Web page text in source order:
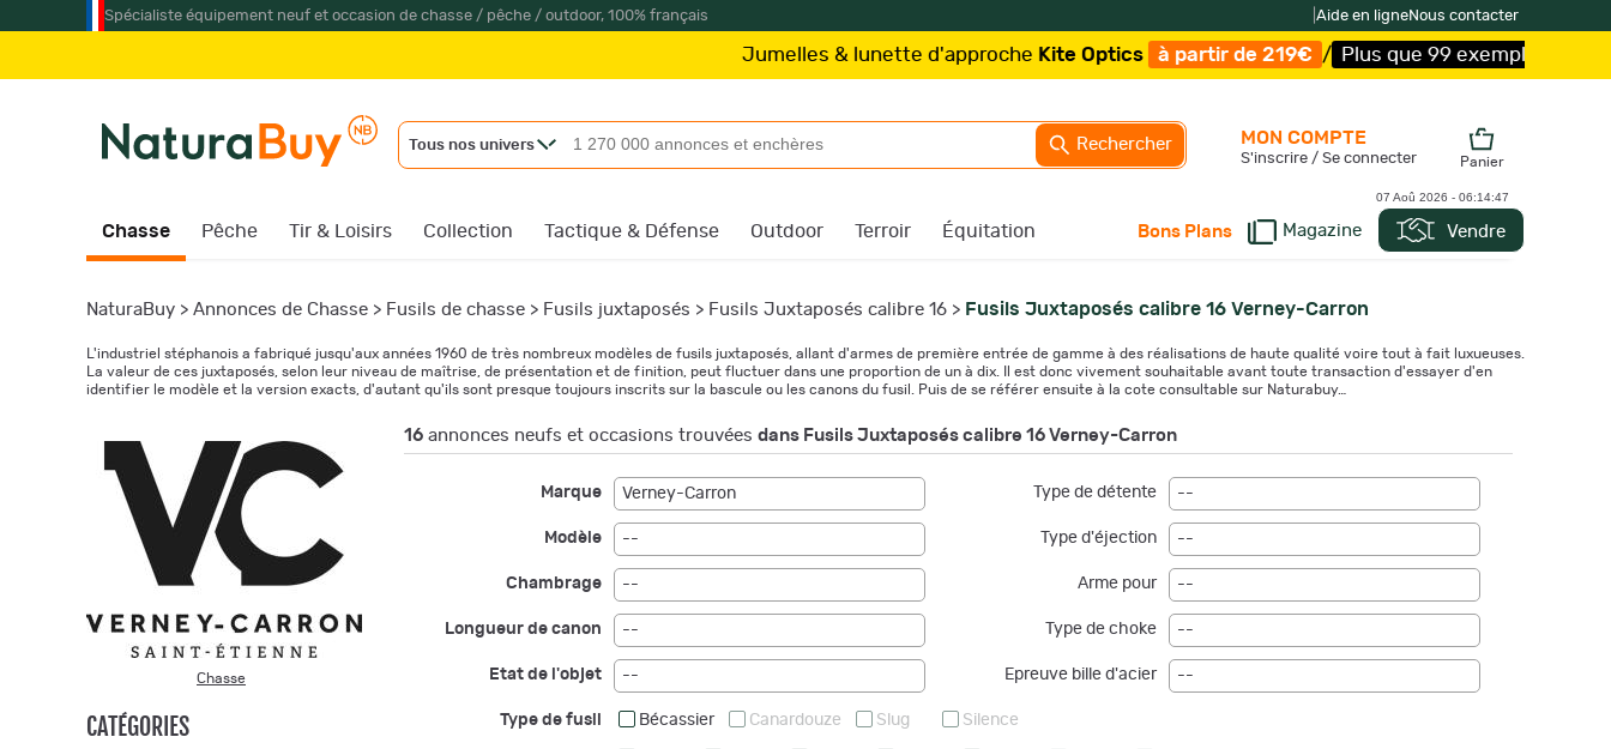
Spécialiste équipement neuf et occasion de chasse / pêche / outdoor, 100% français Aide en ligneNous contacter
Jumelles & lunette d'approche Kite Optics à partir de 219€ / Plus que 99 exemplaires ! /Livraison offerte et
Tous nos univers Rechercher
Chasse Pêche Tir & Loisirs Collection Tactique & Défense Outdoor Terroir Équitation Bons Plans Magazine Vendre
MON COMPTE
S'inscrire / Se connecter Panier
07 Aoû 2026 - 06:14:48
NaturaBuy > Annonces de Chasse > Fusils de chasse > Fusils juxtaposés > Fusils Juxtaposés calibre 16 > Fusils Juxtaposés calibre 16 Verney-Carron
L'industriel stéphanois a fabriqué jusqu'aux années 1960 de très nombreux modèles de fusils juxtaposés, allant d'armes de première entrée de gamme à des réalisations de haute qualité voire tout à fait luxueuses.
La valeur de ces juxtaposés, selon leur niveau de maîtrise, de présentation et de finition, peut fluctuer dans une proportion de un à dix. Il est donc vivement souhaitable avant toute transaction d'essayer d'en
identifier le modèle et la version exacts, d'autant qu'ils sont presque toujours inscrits sur la bascule ou les canons du fusil. Puis de se référer ensuite à la cote consultable sur Naturabuy…
Chasse
CATÉGORIES
16 annonces neufs et occasions trouvées dans Fusils Juxtaposés calibre 16 Verney-Carron
Marque Verney-Carron
Modèle --
Chambrage --
Longueur de canon --
Etat de l'objet --
Type de détente --
Type d'éjection --
Arme pour --
Type de choke --
Epreuve bille d'acier --
Type de fusil Bécassier Canardouze Slug Silence